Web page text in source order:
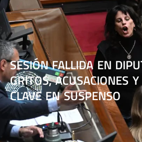
SESIÓN FALLIDA EN
GRITOS, ACUSACIONES
CLAVE EN SUSPENSO